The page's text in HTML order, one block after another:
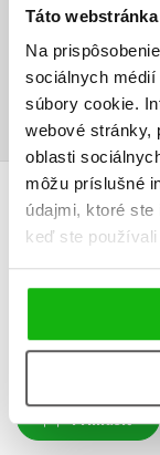
Táto
Na
sociálnych
súbory cookie.
webové stránky,
oblasti
môžu príslušné
údajmi, ktoré
keď ste
Súbory na
PDF Ukážka.pdf
UŽIVATEĽSKÁ
Žiadne užívateľské
Používateľskú
Prihlásiť